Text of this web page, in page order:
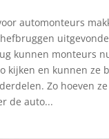
automonteurs
kunnen monteurs
kijken en kunnen ze
Zo hoeven
de auto...